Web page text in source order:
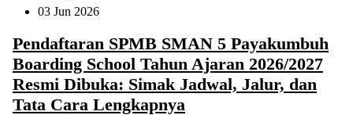
03 Jun 2026
Pendaftaran SPMB SMAN 5 Payakumbuh
Boarding School Tahun Ajaran 2026/2027
Resmi Dibuka: Simak Jadwal, Jalur, dan
Tata Cara Lengkapnya